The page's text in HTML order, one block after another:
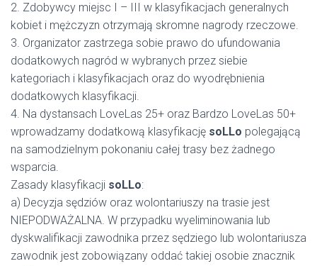
2. Zdobywcy miejsc I – III w klasyfikacjach generalnych
kobiet i mężczyzn otrzymają skromne nagrody rzeczowe.
3. Organizator zastrzega sobie prawo do ufundowania
dodatkowych nagród w wybranych przez siebie
kategoriach i klasyfikacjach oraz do wyodrębnienia
dodatkowych klasyfikacji.
4. Na dystansach LoveLas 25+ oraz Bardzo LoveLas 50+
wprowadzamy dodatkową klasyfikację soLLo polegającą
na samodzielnym pokonaniu całej trasy bez żadnego
wsparcia.
Zasady klasyfikacji soLLo:
a) Decyzja sędziów oraz wolontariuszy na trasie jest
NIEPODWAŻALNA. W przypadku wyeliminowania lub
dyskwalifikacji zawodnika przez sędziego lub wolontariusza
zawodnik jest zobowiązany oddać takiej osobie znacznik